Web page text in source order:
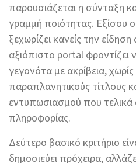
παρουσιάζεται η σύνταξη
γραμμή ποιότητας. Εξίσου
ξεχωρίζει κανείς την
αξιόπιστο portal
γεγονότα με ακρίβεια,
παραπλανητικούς τίτλους
εντυπωσιασμού που τελικά
πληροφορίας.
Δεύτερο βασικό κριτήριο
δημοσιεύει πρόχειρα,